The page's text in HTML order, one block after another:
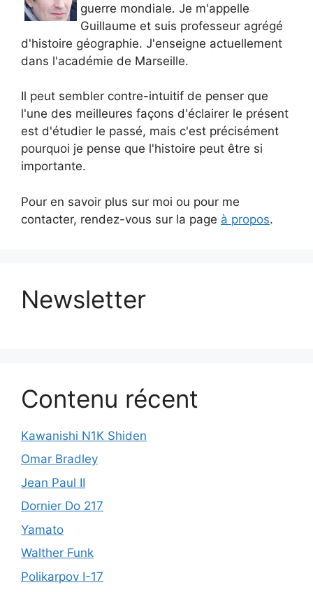
guerre mondiale. Je m'appelle
Guillaume et suis professeur agrégé
d'histoire géographie. J'enseigne actuellement
dans l'académie de Marseille.
Il peut sembler contre-intuitif de penser que
l'une des meilleures façons d'éclairer le présent
est d'étudier le passé, mais c'est précisément
pourquoi je pense que l'histoire peut être si
importante.
Pour en savoir plus sur moi ou pour me
contacter, rendez-vous sur la page à propos.
Newsletter
Contenu récent
Kawanishi N1K Shiden
Omar Bradley
Jean Paul II
Dornier Do 217
Yamato
Walther Funk
Polikarpov I-17